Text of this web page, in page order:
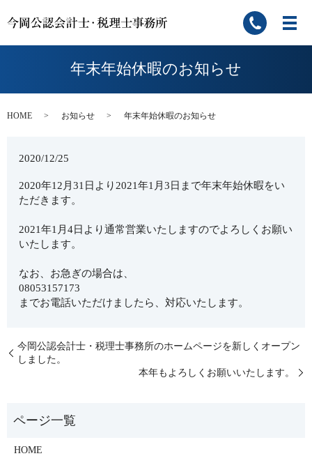
年末年始休暇のお知らせ
HOME お知らせ 年末年始休暇のお知らせ
2020/12/25
2020年12月31日より2021年1月3日まで年末年始休暇をい
ただきます。
2021年1月4日より通常営業いたしますのでよろしくお願い
いたします。
なお、お急ぎの場合は、
08053157173
までお電話いただけましたら、対応いたします。
今岡公認会計士・税理士事務所のホームページを新しくオープン
しました。
本年もよろしくお願いいたします。
HOME